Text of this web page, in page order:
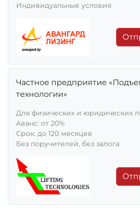
Индивидуальные условия
Частное предприятие
технологии»
Для физических и юридических
Aванс: от 20%
Срок: до 120 месяцев
Без поручителей, без залога